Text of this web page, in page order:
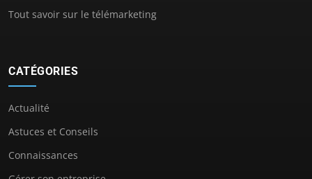
Tout savoir sur le télémarketing
CATÉGORIES
Actualité
Astuces et Conseils
Connaissances